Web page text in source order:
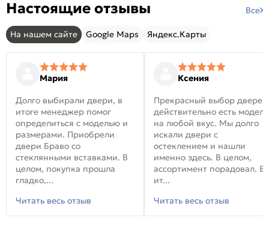
Настоящие отзывы Все
На нашем сайте Google Maps Яндекс.Карты
Мария
Долго выбирали двери, в
итоге менеджер помог
определиться с моделью и
размерами. Приобрели
двери Браво со
стеклянными вставками. В
целом, покупка прошла
гладко,...
Читать весь отзыв
Ксения
Прекрасный выбор
действительно есть модели
на любой вкус. Мы долго
искали двери с
остеклением и нашли
именно здесь. В целом,
ассортимент порадовал. В
ит...
Читать весь отзыв